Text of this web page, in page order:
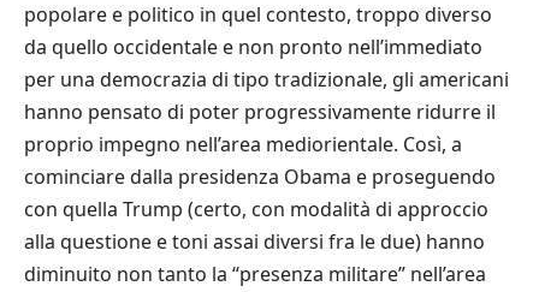
popolare e politico in quel contesto, troppo diverso
da quello occidentale e non pronto nell’immediato
per una democrazia di tipo tradizionale, gli americani
hanno pensato di poter progressivamente ridurre il
proprio impegno nell’area mediorientale. Così, a
cominciare dalla presidenza Obama e proseguendo
con quella Trump (certo, con modalità di approccio
alla questione e toni assai diversi fra le due) hanno
diminuito non tanto la “presenza militare” nell’area